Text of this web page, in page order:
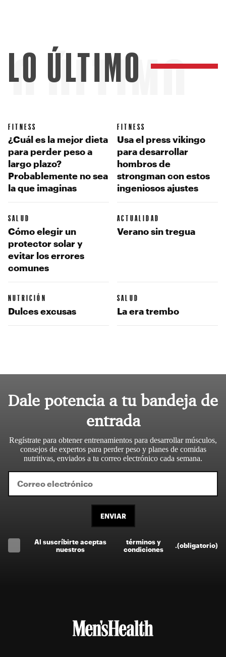
ÚLTIMO
LO ÚLTIMO
FITNESS
¿Cuál es la mejor dieta
para perder peso a
largo plazo?
Probablemente no sea
la que imaginas
FITNESS
Usa el press vikingo
para desarrollar
hombros de
strongman con estos
ingeniosos ajustes
SALUD
Cómo elegir un
protector solar y
evitar los errores
comunes
ACTUALIDAD
Verano sin tregua
NUTRICIÓN
Dulces excusas
SALUD
La era trembo
Dale potencia a tu bandeja de
entrada
Regístrate para obtener entrenamientos para desarrollar músculos,
consejos de expertos para perder peso y planes de comidas
nutritivas, enviados a tu correo electrónico cada semana.
ENVIAR
Al suscríbirte aceptas
nuestros
términos y
condiciones
.(obligatorio)